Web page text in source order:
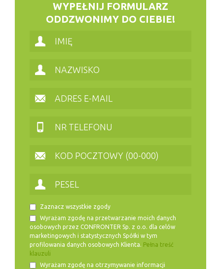
WYPEŁNIJ FORMULARZ
ODDZWONIMY DO CIEBIE!
Zaznacz wszystkie zgody
Wyrażam zgodę na przetwarzanie moich danych
osobowych przez CONFRONTER Sp. z o.o. dla celów
marketingowych i statystycznych Spółki w tym
profilowania danych osobowych Klienta. Pełna treść
klauzuli
Wyrażam zgodę na otrzymywanie informacji